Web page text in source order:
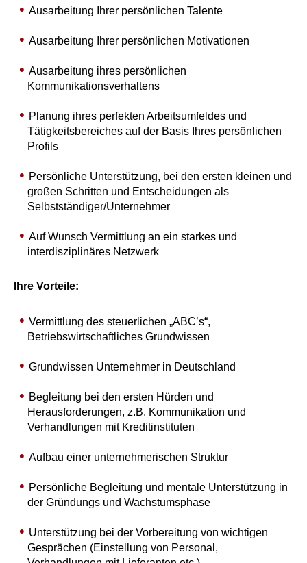
Ausarbeitung Ihrer persönlichen Talente
Ausarbeitung Ihrer persönlichen Motivationen
Ausarbeitung ihres persönlichen
Kommunikationsverhaltens
Planung ihres perfekten Arbeitsumfeldes und
Tätigkeitsbereiches auf der Basis Ihres persönlichen
Profils
Persönliche Unterstützung, bei den ersten kleinen und
großen Schritten und Entscheidungen als
Selbstständiger/Unternehmer
Auf Wunsch Vermittlung an ein starkes und
interdisziplinäres Netzwerk
Ihre Vorteile:
Vermittlung des steuerlichen „ABC’s“,
Betriebswirtschaftliches Grundwissen
Grundwissen Unternehmer in Deutschland
Begleitung bei den ersten Hürden und
Herausforderungen, z.B. Kommunikation und
Verhandlungen mit Kreditinstituten
Aufbau einer unternehmerischen Struktur
Persönliche Begleitung und mentale Unterstützung in
der Gründungs und Wachstumsphase
Unterstützung bei der Vorbereitung von wichtigen
Gesprächen (Einstellung von Personal,